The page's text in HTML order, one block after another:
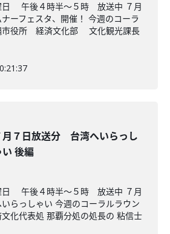
日 午後４時半～５時 放送中 ７月
ーフェスタ、開催！ 今週のコーラ
市役所 経済文化部 文化観光課長
月７日放送分 台湾へいらっし
い 後編
日 午後４時半～５時 放送中 ７月
らっしゃい 今週のコーラルラウン
化代表処 那覇分処の処長の 粘信士